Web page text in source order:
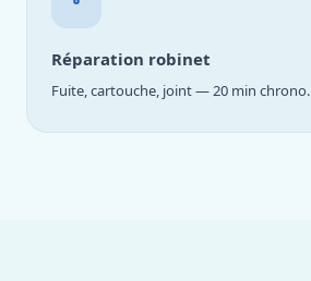
Réparation robinet
Fuite, cartouche, joint — 20 min chrono.